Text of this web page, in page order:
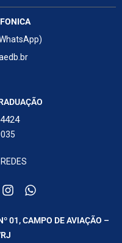
01, CAMPO DE AVIAÇÃO –